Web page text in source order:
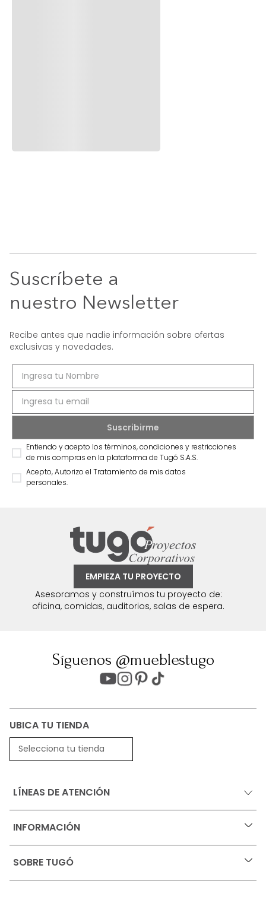
Suscríbete a
nuestro Newsletter
Recibe antes que nadie información sobre ofertas
exclusivas y novedades.
Entiendo y acepto los términos, condiciones y restricciones
de mis compras en la plataforma de Tugó S.A.S.
Acepto, Autorizo el Tratamiento de mis datos
personales.
EMPIEZA TU PROYECTO
Asesoramos y construímos tu proyecto de:
oficina, comidas, auditorios, salas de espera.
Síguenos @mueblestugo
UBICA TU TIENDA
Selecciona tu tienda
LÍNEAS DE ATENCIÓN
INFORMACIÓN +
Ofertas vigentes
Términos, condiciones y restricciones para productos
SOBRE TUGÓ +